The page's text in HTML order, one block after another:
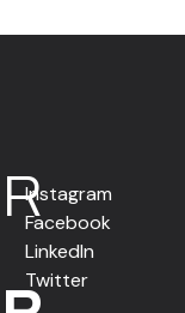
RInstagram
Facebook
LinkedIn
Twitter